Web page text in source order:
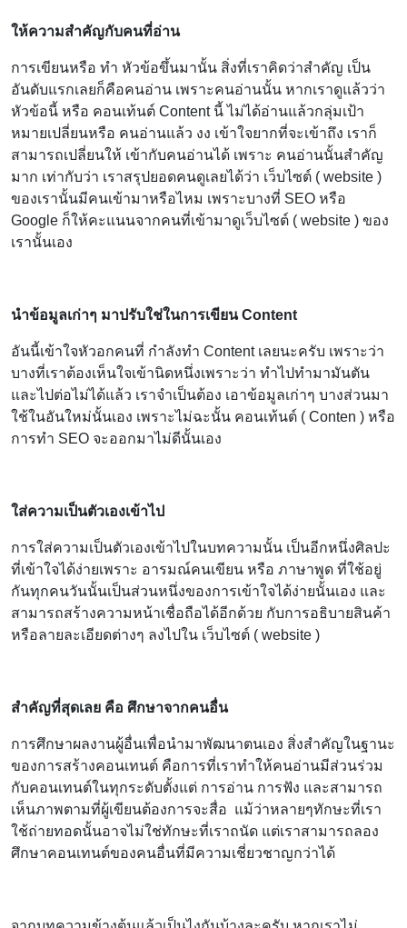
ให้ความสำคัญกับคนที่อ่าน
การเขียนหรือ ทำ หัวข้อขึ้นมานั้น สิ่งที่เราคิดว่าสำคัญ เป็น
อันดับแรกเลยก็คือคนอ่าน เพราะคนอ่านนั้น หากเราดูแล้วว่า
หัวข้อนี้ หรือ คอนเท้นต์ Content นี้ ไม่ได้อ่านแล้วกลุ่มเป้า
หมายเปลี่ยนหรือ คนอ่านแล้ว งง เข้าใจยากที่จะเข้าถึง เราก็
สามารถเปลี่ยนให้ เข้ากับคนอ่านได้ เพราะ คนอ่านนั้นสำคัญ
มาก เท่ากับว่า เราสรุปยอดคนดูเลยได้ว่า เว็บไซต์ ( website )
ของเรานั้นมีคนเข้ามาหรือไหม เพราะบางที่ SEO หรือ
Google ก็ให้คะแนนจากคนที่เข้ามาดูเว็บไซต์ ( website ) ของ
เรานั้นเอง
นำข้อมูลเก่าๆ มาปรับใช่ในการเขียน Content
อันนี้เข้าใจหัวอกคนที่ กำลังทำ Content เลยนะครับ เพราะว่า
บางที่เราต้องเห็นใจเข้านิดหนึ่งเพราะว่า ทำไปทำมามันตัน
และไปต่อไม่ได้แล้ว เราจำเป็นต้อง เอาข้อมูลเก่าๆ บางส่วนมา
ใช้ในอันใหม่นั้นเอง เพราะไม่ฉะนั้น คอนเท้นต์ ( Conten ) หรือ
การทำ SEO จะออกมาไม่ดีนั้นเอง
ใส่ความเป็นตัวเองเข้าไป
การใส่ความเป็นตัวเองเข้าไปในบทความนั้น เป็นอีกหนึ่งศิลปะ
ที่เข้าใจได้ง่ายเพราะ อารมณ์คนเขียน หรือ ภาษาพูด ที่ใช้อยู่
กันทุกคนวันนั้นเป็นส่วนหนึ่งของการเข้าใจได้ง่ายนั้นเอง และ
สามารถสร้างความหน้าเชื่อถือได้อีกด้วย กับการอธิบายสินค้า
หรือลายละเอียดต่างๆ ลงไปใน เว็บไซต์ ( website )
สำคัญที่สุดเลย คือ ศึกษาจากคนอื่น
การศึกษาผลงานผู้อื่นเพื่อนำมาพัฒนาตนเอง สิ่งสำคัญในฐานะ
ของการสร้างคอนเทนต์ คือการที่เราทำให้คนอ่านมีส่วนร่วม
กับคอนเทนต์ในทุกระดับตั้งแต่ การอ่าน การฟัง และสามารถ
เห็นภาพตามที่ผู้เขียนต้องการจะสื่อ แม้ว่าหลายๆทักษะที่เรา
ใช้ถ่ายทอดนั้นอาจไม่ใช่ทักษะที่เราถนัด แต่เราสามารถลอง
ศึกษาคอนเทนต์ของคนอื่นที่มีความเชี่ยวชาญกว่าได้